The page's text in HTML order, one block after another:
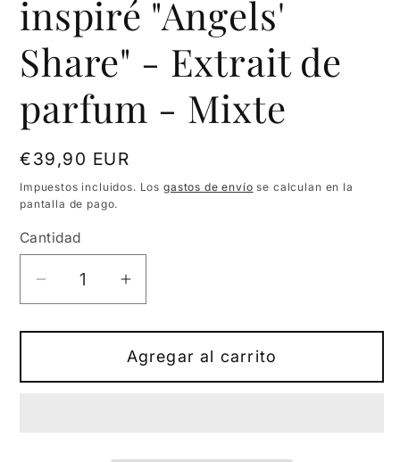
inspiré "Angels'
Share" - Extrait de
parfum - Mixte
Precio
habitual
€39,90 EUR
Impuestos incluidos. Los gastos de envío se calculan en la
pantalla de pago.
Cantidad
Cantidad
Reducir
para
Blend
Aumentar
para
Royal
Blend
Agregar al carrito